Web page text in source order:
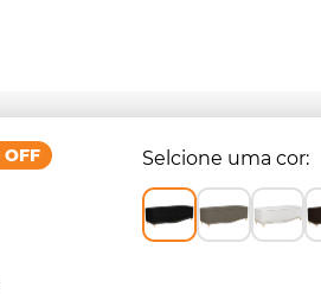
OFF
Selcione uma cor